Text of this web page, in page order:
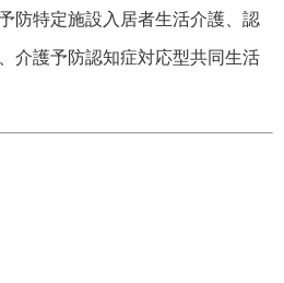
防特定施設入居者生活介護、認
介護予防認知症対応型共同生活